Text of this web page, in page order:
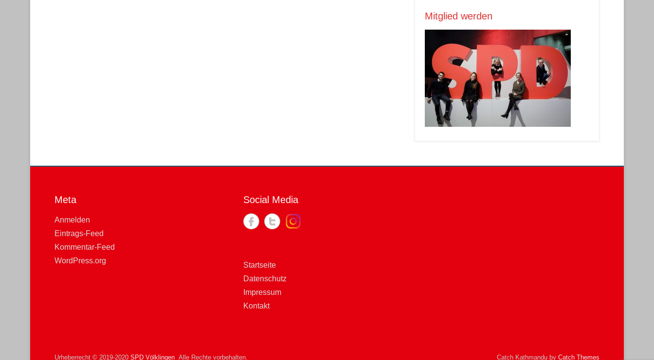
Mitglied werden
Meta
Anmelden
Eintrags-Feed
Kommentar-Feed
WordPress.org
Social Media
Startseite
Datenschutz
Impressum
Kontakt
Urheberrecht © 2019-2020 SPD Völklingen Alle Rechte vorbehalten. Catch Kathmandu by Catch Themes